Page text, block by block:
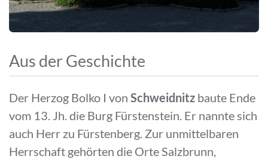
Aus der Geschichte
Der Herzog Bolko I von Schweidnitz baute Ende
vom 13. Jh. die Burg Fürstenstein. Er nannte sich
auch Herr zu Fürstenberg. Zur unmittelbaren
Herrschaft gehörten die Orte Salzbrunn,